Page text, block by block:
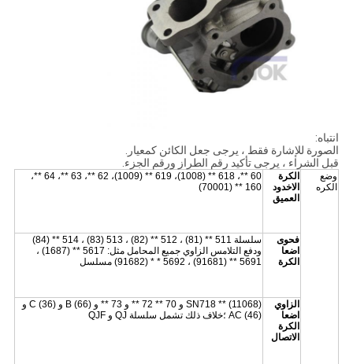
انتباه:
الصورة للإشارة فقط ، يرجى جعل الكائن كمعيار.
قبل الشراء ، يرجى تأكيد رقم الطراز ورقم الجزء.
وضع
الكره
الكرة
الاخدود
العميق
60 **، 618 ** (1008)، 619 ** (1009)، 62 **، 63 **، 64 **،
160 ** (70001)
فحوى
اضعا
الكرة
سلسلة 511 ** (81) ، 512 ** (82) ، 513 (83) ، 514 ** (84)
ودفع التلامس الزاوي جميع المحامل مثل: 5617 ** (1687) ،
5691 ** (91681) ، 5692 * * (91682) مسلسل
الزاوي
اضعا
الكرة
الاتصال
SN718 ** (11068) و 70 ** 72 ** و 73 ** و B (66) و C (36) و
AC (46) ؛خلاف ذلك تشمل سلسلة QJ و QJF